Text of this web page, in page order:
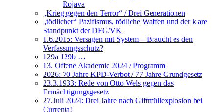
Rojava
„Krieg gegen den Terror“ / Drei Generationen
„tödlicher“ Pazifismus, tödliche Waffen und der klare
Standpunkt der DFG/VK
1.6.2015: Versagen mit System – Braucht es den
Verfassungsschutz?
129a 129b …
13. Offene Akademie 2024 / Programm
2026: 70 Jahre KPD-Verbot / 77 Jahre Grundgesetz
23.3.1933: Rede von Otto Wels gegen das
Ermächtigungsgesetz
27.Juli 2024: Drei Jahre nach Giftmüllexplosion bei
Currenta!